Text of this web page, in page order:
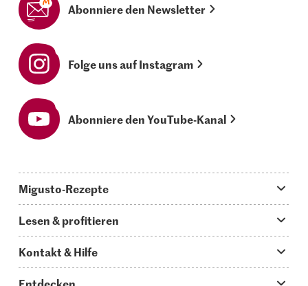
Abonniere den Newsletter
Folge uns auf Instagram
Abonniere den YouTube-Kanal
Migusto-Rezepte
Was koche ich heute?
Hauptgerichte
Lesen & profitieren
Storys
Kontakt & Hilfe